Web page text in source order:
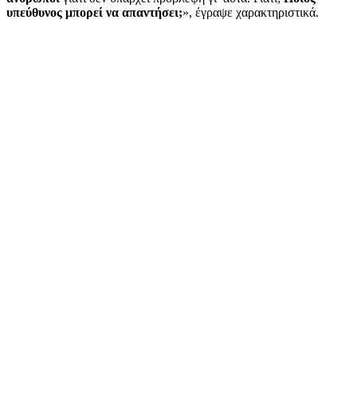
υπεύθυνος μπορεί να απαντήσει;», έγραψε χαρακτηριστικά.